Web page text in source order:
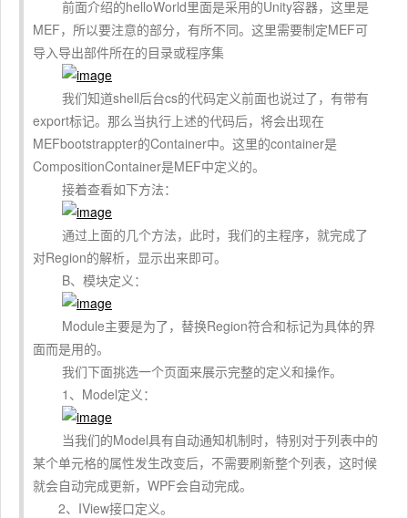
前面介绍的helloWorld里面是采用的Unity容器，这里是
MEF，所以要注意的部分，有所不同。这里需要制定MEF可
导入导出部件所在的目录或程序集
我们知道shell后台cs的代码定义前面也说过了，有带有
export标记。那么当执行上述的代码后，将会出现在
MEFbootstrappter的Container中。这里的container是
CompositionContainer是MEF中定义的。
接着查看如下方法：
通过上面的几个方法，此时，我们的主程序，就完成了
对Region的解析，显示出来即可。
B、模块定义：
Module主要是为了，替换Region符合和标记为具体的界
面而是用的。
我们下面挑选一个页面来展示完整的定义和操作。
1、Model定义：
当我们的Model具有自动通知机制时，特别对于列表中的
某个单元格的属性发生改变后，不需要刷新整个列表，这时候
就会自动完成更新，WPF会自动完成。
2、IView接口定义。